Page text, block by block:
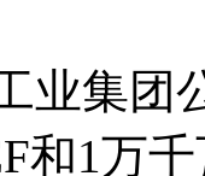
业集团
和1万